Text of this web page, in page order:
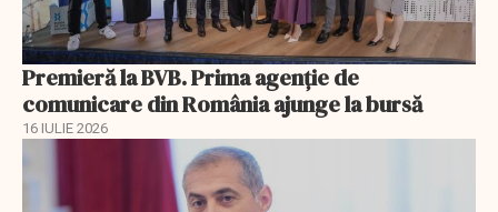
Premieră la BVB. Prima agenție de
comunicare din România ajunge la bursă
16 IULIE 2026